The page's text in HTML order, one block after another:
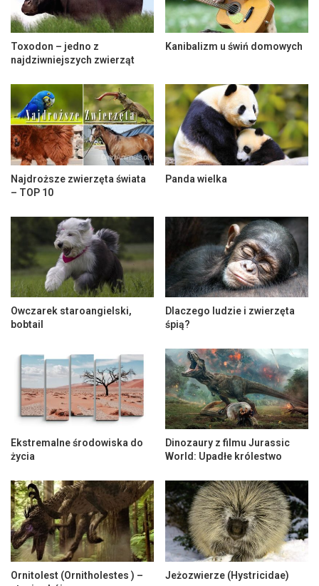
Toxodon – jedno z
najdziwniejszych zwierząt
Kanibalizm u świń domowych
Najdroższe zwierzęta świata
– TOP 10
Panda wielka
Owczarek staroangielski,
bobtail
Dlaczego ludzie i zwierzęta
śpią?
Ekstremalne środowiska do
życia
Dinozaury z filmu Jurassic
World: Upadłe królestwo
Ornitolest (Ornitholestes ) –
Jeżozwierze (Hystricidae)